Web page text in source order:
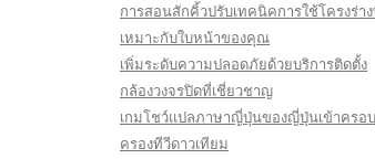
การสอนสักคิ้วปรับเทคนิคการใช้โครงร่า
เหมาะกับใบหน้าของคุณ
เพิ่มระดับความปลอดภัยด้วยบริการติดตั้ง
กล้องวงจรปิดที่เชี่ยวชาญ
เกมโชว์แปลภาษาญี่ปุ่นของญี่ปุ่นเข้าครอบ
ครองทีวีดาวเทียม